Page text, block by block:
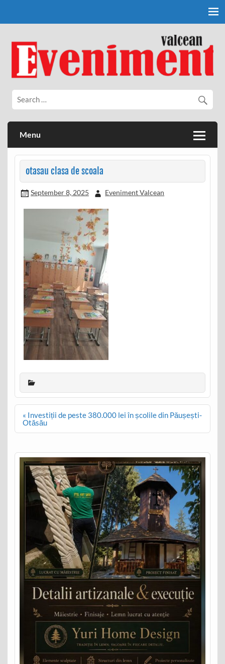
Eveniment Valcean
Menu
otasau clasa de scoala
September 8, 2025 Eveniment Valcean
Post
navigation
« Investiții de peste 380.000 lei în școlile din Păușești-
Otăsău